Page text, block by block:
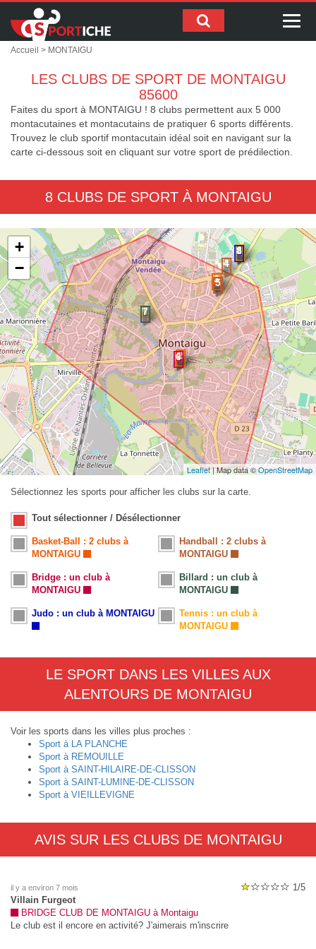
Accueil > MONTAIGU
LES CLUBS DE SPORT DE MONTAIGU
85600
Faites du sport à MONTAIGU ! 8 clubs permettent aux 5 000
montacutaines et montacutains de pratiquer 6 sports différents.
Trouvez le club sportif montacutain idéal soit en navigant sur la
carte ci-dessous soit en cliquant sur votre sport de prédilection.
8 CLUBS DE SPORT À MONTAIGU
+
−
Leaflet| Map data ©OpenStreetMap
Sélectionnez les sports pour afficher les clubs sur la carte.
Tout sélectionner / Désélectionner
Basket-Ball : 2 clubs à
MONTAIGU
Handball : 2 clubs à
MONTAIGU
Bridge : un club à
MONTAIGU
Billard : un club à
MONTAIGU
Judo : un club à MONTAIGU
Tennis : un club à
MONTAIGU
LE SPORT DANS LES VILLES AUX
ALENTOURS DE MONTAIGU
Voir les sports dans les villes plus proches :
Sport à LA PLANCHE
Sport à REMOUILLE
Sport à SAINT-HILAIRE-DE-CLISSON
Sport à SAINT-LUMINE-DE-CLISSON
Sport à VIEILLEVIGNE
AVIS SUR LES CLUBS DE MONTAIGU
il y a environ 7 mois
1/5
Villain Furgeot
BRIDGE CLUB DE MONTAIGU à Montaigu
Le club est il encore en activité? J'aimerais m'inscrire